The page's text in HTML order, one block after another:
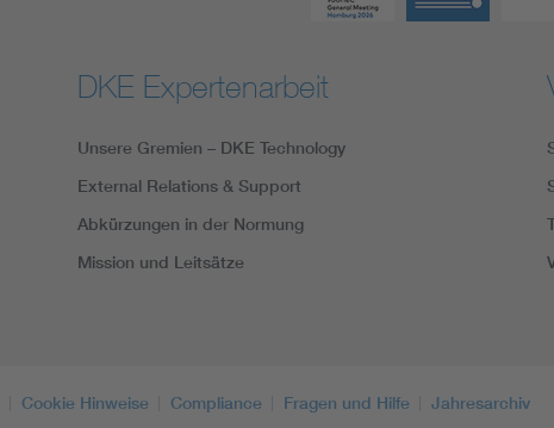
DKE Expertenarbeit
Unsere Gremien – DKE Technology
External Relations & Support
Abkürzungen in der Normung
Mission und Leitsätze
Cookie Hinweise Compliance Fragen und Hilfe Jahresarchiv